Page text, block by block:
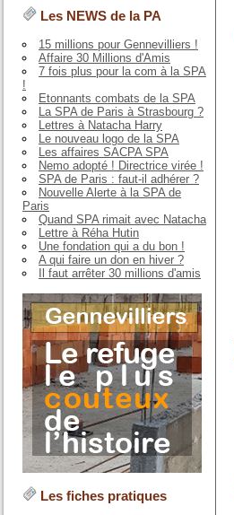
Les NEWS de la PA
15 millions pour Gennevilliers !
Affaire 30 Millions d'Amis
7 fois plus pour la com à la SPA
!
Etonnants combats de la SPA
La SPA de Paris à Strasbourg ?
Lettres à Natacha Harry
Le nouveau logo de la SPA
Les affaires SACPA SPA
Nemo adopté ! Directrice virée !
SPA de Paris : faut-il adhérer ?
Nouvelle Alerte à la SPA de
Paris
Quand SPA rimait avec Natacha
Lettre à Réha Hutin
Une fondation qui a du bon !
A qui faire un don en hiver ?
Il faut arrêter 30 millions d'amis
Les fiches pratiques